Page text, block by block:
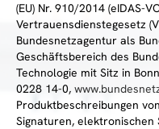
(EU) Nr. 910/2014 (eIDAS-
Vertrauensdienstegesetz
Bundesnetzagentur als
Geschäftsbereich des
Technologie mit Sitz in
0228 14-0,
Produktbeschreibungen
Signaturen,